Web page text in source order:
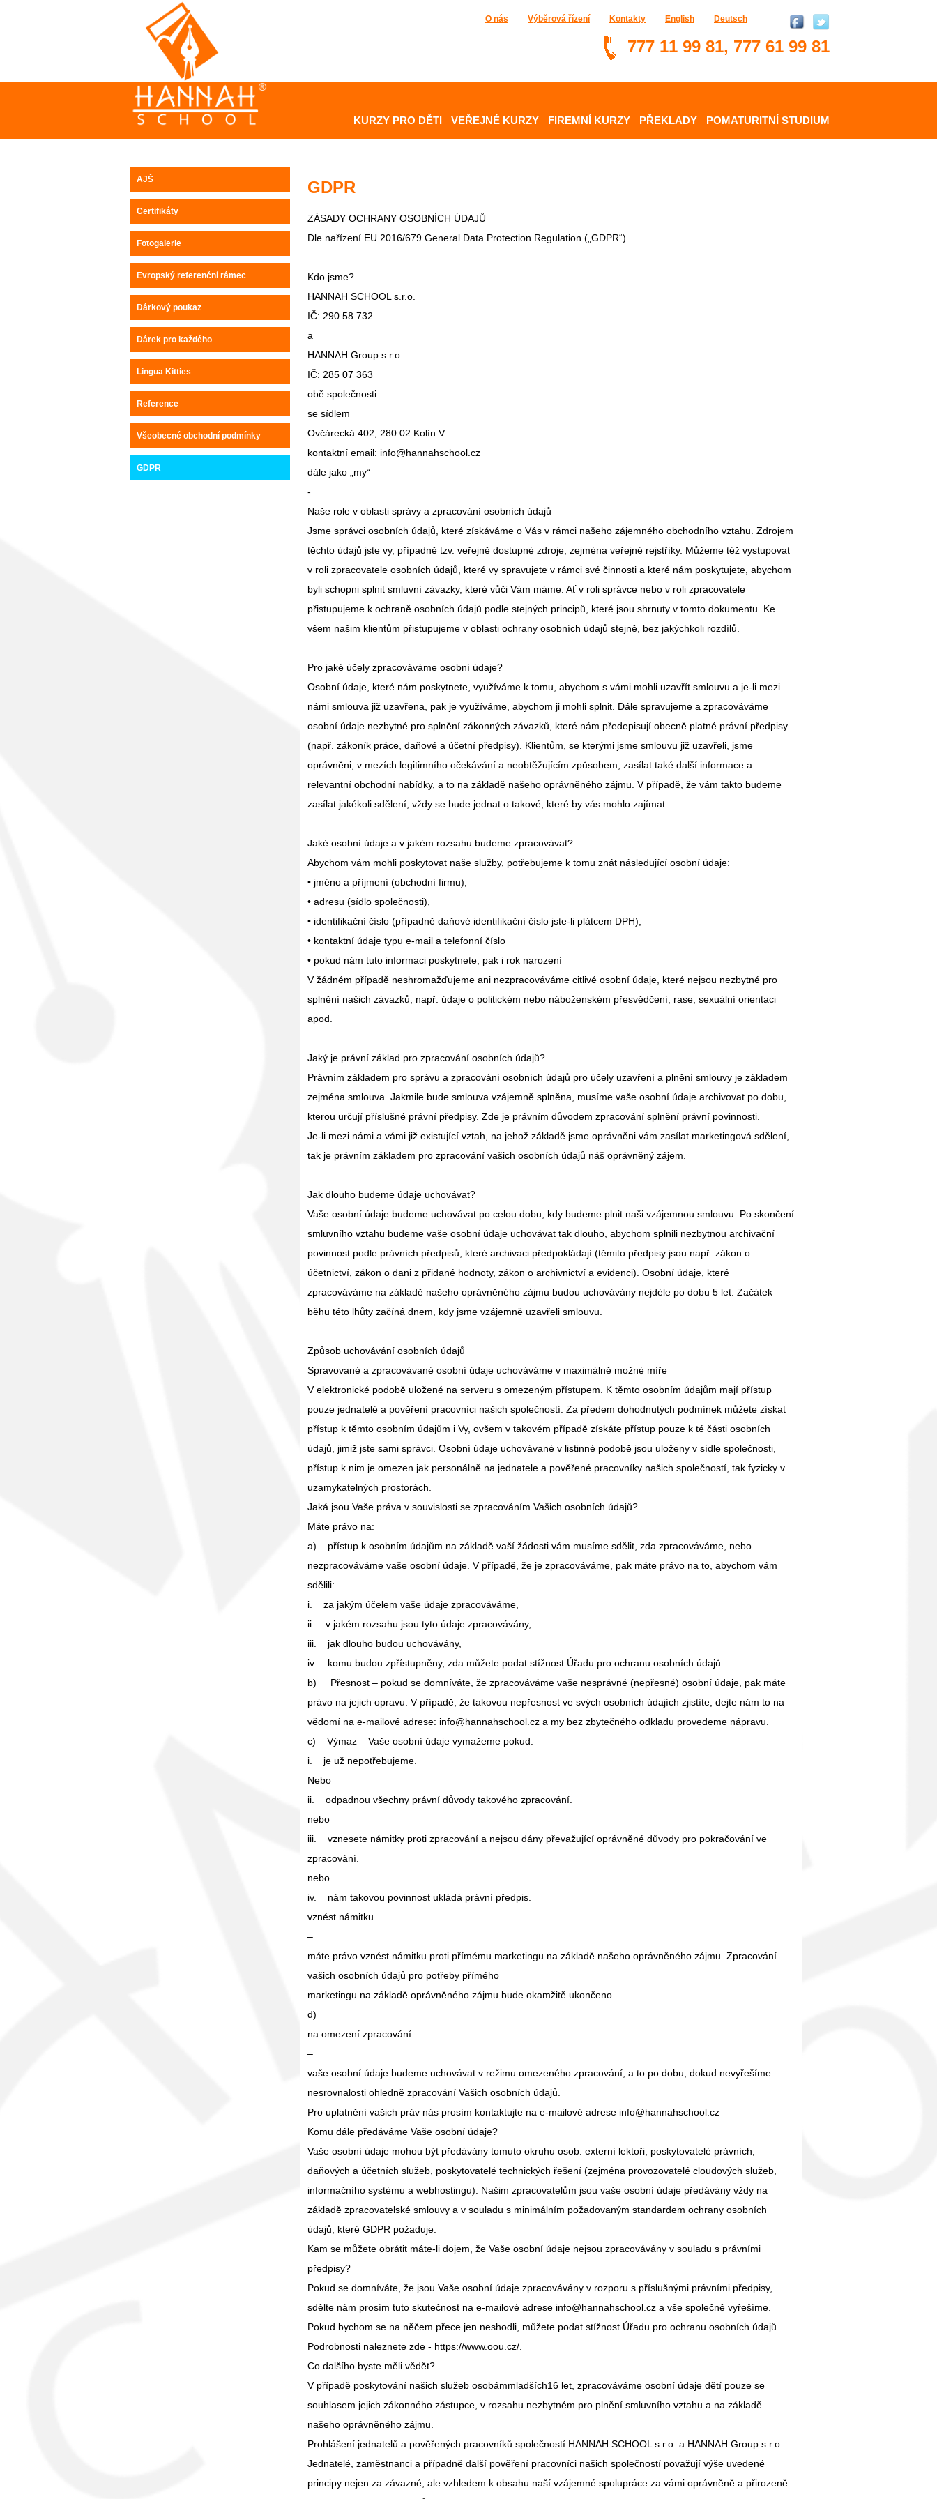
O nás Výběrová řízení Kontakty English Deutsch
777 11 99 81, 777 61 99 81
KURZY PRO DĚTI VEŘEJNÉ KURZY FIREMNÍ KURZY PŘEKLADY POMATURITNÍ STUDIUM
AJŠ
Certifikáty
Fotogalerie
Evropský referenční rámec
Dárkový poukaz
Dárek pro každého
Lingua Kitties
Reference
Všeobecné obchodní podmínky
GDPR
GDPR
ZÁSADY OCHRANY OSOBNÍCH ÚDAJŮ
Dle nařízení EU 2016/679 General Data Protection Regulation („GDPR“)
Kdo jsme?
HANNAH SCHOOL s.r.o.
IČ: 290 58 732
a
HANNAH Group s.r.o.
IČ: 285 07 363
obě společnosti
se sídlem
Ovčárecká 402, 280 02 Kolín V
kontaktní email: info@hannahschool.cz
dále jako „my“
-
Naše role v oblasti správy a zpracování osobních údajů
Jsme správci osobních údajů, které získáváme o Vás v rámci našeho zájemného obchodního vztahu. Zdrojem
těchto údajů jste vy, případně tzv. veřejně dostupné zdroje, zejména veřejné rejstříky. Můžeme též vystupovat
v roli zpracovatele osobních údajů, které vy spravujete v rámci své činnosti a které nám poskytujete, abychom
byli schopni splnit smluvní závazky, které vůči Vám máme. Ať v roli správce nebo v roli zpracovatele
přistupujeme k ochraně osobních údajů podle stejných principů, které jsou shrnuty v tomto dokumentu. Ke
všem našim klientům přistupujeme v oblasti ochrany osobních údajů stejně, bez jakýchkoli rozdílů.
Pro jaké účely zpracováváme osobní údaje?
Osobní údaje, které nám poskytnete, využíváme k tomu, abychom s vámi mohli uzavřít smlouvu a je-li mezi
námi smlouva již uzavřena, pak je využíváme, abychom ji mohli splnit. Dále spravujeme a zpracováváme
osobní údaje nezbytné pro splnění zákonných závazků, které nám předepisují obecně platné právní předpisy
(např. zákoník práce, daňové a účetní předpisy). Klientům, se kterými jsme smlouvu již uzavřeli, jsme
oprávněni, v mezích legitimního očekávání a neobtěžujícím způsobem, zasílat také další informace a
relevantní obchodní nabídky, a to na základě našeho oprávněného zájmu. V případě, že vám takto budeme
zasílat jakékoli sdělení, vždy se bude jednat o takové, které by vás mohlo zajímat.
Jaké osobní údaje a v jakém rozsahu budeme zpracovávat?
Abychom vám mohli poskytovat naše služby, potřebujeme k tomu znát následující osobní údaje:
• jméno a příjmení (obchodní firmu),
• adresu (sídlo společnosti),
• identifikační číslo (případně daňové identifikační číslo jste-li plátcem DPH),
• kontaktní údaje typu e-mail a telefonní číslo
• pokud nám tuto informaci poskytnete, pak i rok narození
V žádném případě neshromažďujeme ani nezpracováváme citlivé osobní údaje, které nejsou nezbytné pro
splnění našich závazků, např. údaje o politickém nebo náboženském přesvědčení, rase, sexuální orientaci
apod.
Jaký je právní základ pro zpracování osobních údajů?
Právním základem pro správu a zpracování osobních údajů pro účely uzavření a plnění smlouvy je základem
zejména smlouva. Jakmile bude smlouva vzájemně splněna, musíme vaše osobní údaje archivovat po dobu,
kterou určují příslušné právní předpisy. Zde je právním důvodem zpracování splnění právní povinnosti.
Je-li mezi námi a vámi již existující vztah, na jehož základě jsme oprávněni vám zasílat marketingová sdělení,
tak je právním základem pro zpracování vašich osobních údajů náš oprávněný zájem.
Jak dlouho budeme údaje uchovávat?
Vaše osobní údaje budeme uchovávat po celou dobu, kdy budeme plnit naši vzájemnou smlouvu. Po skončení
smluvního vztahu budeme vaše osobní údaje uchovávat tak dlouho, abychom splnili nezbytnou archivační
povinnost podle právních předpisů, které archivaci předpokládají (těmito předpisy jsou např. zákon o
účetnictví, zákon o dani z přidané hodnoty, zákon o archivnictví a evidenci). Osobní údaje, které
zpracováváme na základě našeho oprávněného zájmu budou uchovávány nejdéle po dobu 5 let. Začátek
běhu této lhůty začíná dnem, kdy jsme vzájemně uzavřeli smlouvu.
Způsob uchovávání osobních údajů
Spravované a zpracovávané osobní údaje uchováváme v maximálně možné míře
V elektronické podobě uložené na serveru s omezeným přístupem. K těmto osobním údajům mají přístup
pouze jednatelé a pověření pracovníci našich společností. Za předem dohodnutých podmínek můžete získat
přístup k těmto osobním údajům i Vy, ovšem v takovém případě získáte přístup pouze k té části osobních
údajů, jimiž jste sami správci. Osobní údaje uchovávané v listinné podobě jsou uloženy v sídle společnosti,
přístup k nim je omezen jak personálně na jednatele a pověřené pracovníky našich společností, tak fyzicky v
uzamykatelných prostorách.
Jaká jsou Vaše práva v souvislosti se zpracováním Vašich osobních údajů?
Máte právo na:
a) přístup k osobním údajům na základě vaší žádosti vám musíme sdělit, zda zpracováváme, nebo
nezpracováváme vaše osobní údaje. V případě, že je zpracováváme, pak máte právo na to, abychom vám
sdělili:
i. za jakým účelem vaše údaje zpracováváme,
ii. v jakém rozsahu jsou tyto údaje zpracovávány,
iii. jak dlouho budou uchovávány,
iv. komu budou zpřístupněny, zda můžete podat stížnost Úřadu pro ochranu osobních údajů.
b) Přesnost – pokud se domníváte, že zpracováváme vaše nesprávné (nepřesné) osobní údaje, pak máte
právo na jejich opravu. V případě, že takovou nepřesnost ve svých osobních údajích zjistíte, dejte nám to na
vědomí na e-mailové adrese: info@hannahschool.cz a my bez zbytečného odkladu provedeme nápravu.
c) Výmaz – Vaše osobní údaje vymažeme pokud:
i. je už nepotřebujeme.
Nebo
ii. odpadnou všechny právní důvody takového zpracování.
nebo
iii. vznesete námitky proti zpracování a nejsou dány převažující oprávněné důvody pro pokračování ve
zpracování.
nebo
iv. nám takovou povinnost ukládá právní předpis.
vznést námitku
–
máte právo vznést námitku proti přímému marketingu na základě našeho oprávněného zájmu. Zpracování
vašich osobních údajů pro potřeby přímého
marketingu na základě oprávněného zájmu bude okamžitě ukončeno.
d)
na omezení zpracování
–
vaše osobní údaje budeme uchovávat v režimu omezeného zpracování, a to po dobu, dokud nevyřešíme
nesrovnalosti ohledně zpracování Vašich osobních údajů.
Pro uplatnění vašich práv nás prosím kontaktujte na e-mailové adrese info@hannahschool.cz
Komu dále předáváme Vaše osobní údaje?
Vaše osobní údaje mohou být předávány tomuto okruhu osob: externí lektoři, poskytovatelé právních,
daňových a účetních služeb, poskytovatelé technických řešení (zejména provozovatelé cloudových služeb,
informačního systému a webhostingu). Našim zpracovatelům jsou vaše osobní údaje předávány vždy na
základě zpracovatelské smlouvy a v souladu s minimálním požadovaným standardem ochrany osobních
údajů, které GDPR požaduje.
Kam se můžete obrátit máte-li dojem, že Vaše osobní údaje nejsou zpracovávány v souladu s právními
předpisy?
Pokud se domníváte, že jsou Vaše osobní údaje zpracovávány v rozporu s příslušnými právními předpisy,
sdělte nám prosím tuto skutečnost na e-mailové adrese info@hannahschool.cz a vše společně vyřešíme.
Pokud bychom se na něčem přece jen neshodli, můžete podat stížnost Úřadu pro ochranu osobních údajů.
Podrobnosti naleznete zde - https://www.oou.cz/.
Co dalšího byste měli vědět?
V případě poskytování našich služeb osobámmladších16 let, zpracováváme osobní údaje dětí pouze se
souhlasem jejich zákonného zástupce, v rozsahu nezbytném pro plnění smluvního vztahu a na základě
našeho oprávněného zájmu.
Prohlášení jednatelů a pověřených pracovníků společností HANNAH SCHOOL s.r.o. a HANNAH Group s.r.o.
Jednatelé, zaměstnanci a případně další pověření pracovníci našich společností považují výše uvedené
principy nejen za závazné, ale vzhledem k obsahu naší vzájemné spolupráce za vámi oprávněně a přirozeně